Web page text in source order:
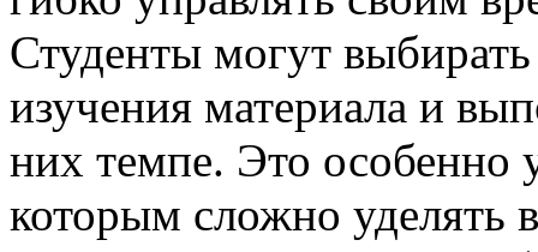
Студенты могут
изучения материала и
них темпе. Это особенно
которым сложно уделять